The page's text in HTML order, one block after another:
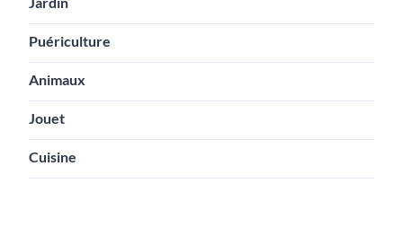
Puériculture
Animaux
Jouet
Cuisine